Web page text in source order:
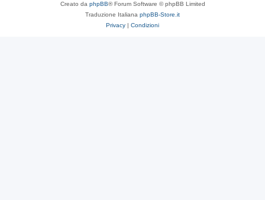
Creato da phpBB® Forum Software © phpBB Limited
Traduzione Italiana phpBB-Store.it
Privacy | Condizioni